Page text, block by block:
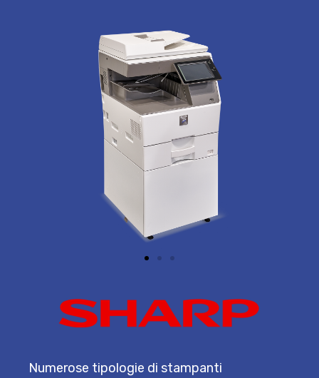
Numerose tipologie di stampanti